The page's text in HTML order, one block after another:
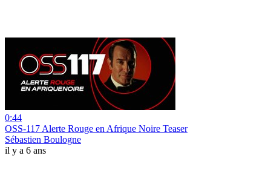
0:44
OSS-117 Alerte Rouge en Afrique Noire Teaser
Sébastien Boulogne
il y a 6 ans